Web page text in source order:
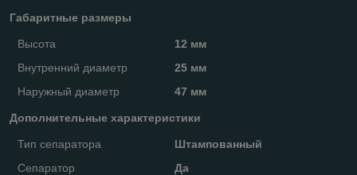
Габаритные размеры
Высота
12 мм
Внутренний диаметр
25 мм
Наружный диаметр
47 мм
Дополнительные характеристики
Тип сепаратора
Штампованный
Сепаратор
Да